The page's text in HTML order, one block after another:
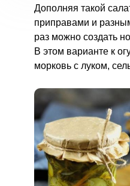
Дополняя такой
приправами и
раз можно создать
В этом варианте к
морковь с луком,